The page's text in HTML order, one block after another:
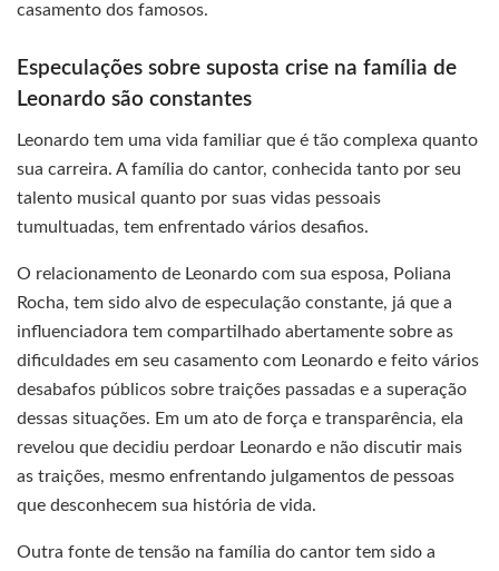
casamento dos famosos.
Especulações sobre suposta crise na família de
Leonardo são constantes
Leonardo tem uma vida familiar que é tão complexa quanto
sua carreira. A família do cantor, conhecida tanto por seu
talento musical quanto por suas vidas pessoais
tumultuadas, tem enfrentado vários desafios.
O relacionamento de Leonardo com sua esposa, Poliana
Rocha, tem sido alvo de especulação constante, já que a
influenciadora tem compartilhado abertamente sobre as
dificuldades em seu casamento com Leonardo e feito vários
desabafos públicos sobre traições passadas e a superação
dessas situações. Em um ato de força e transparência, ela
revelou que decidiu perdoar Leonardo e não discutir mais
as traições, mesmo enfrentando julgamentos de pessoas
que desconhecem sua história de vida.
Outra fonte de tensão na família do cantor tem sido a